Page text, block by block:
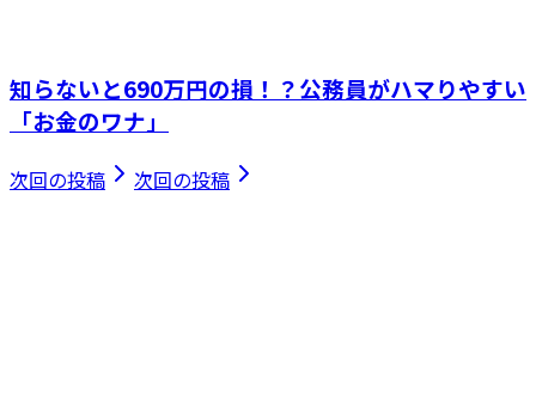
知らないと690万円の損！？公務員がハマりやすい
「お金のワナ」
次回の投稿 次回の投稿